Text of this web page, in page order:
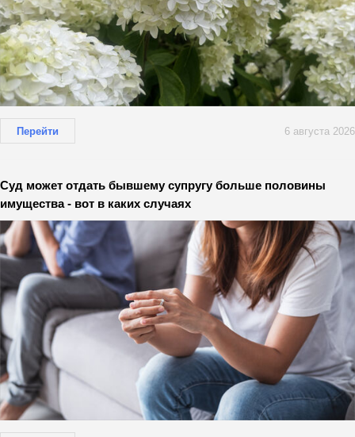
Перейти 6 августа 2026
Суд может отдать бывшему супругу больше половины
имущества - вот в каких случаях